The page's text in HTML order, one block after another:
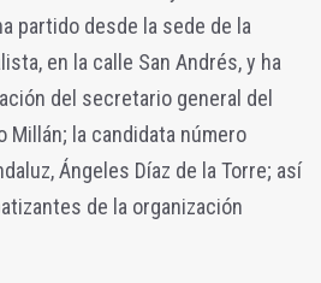
partido desde la sede de la
en la calle San Andrés, y ha
del secretario general del
Millán; la candidata número
Ángeles Díaz de la Torre; así
de la organización